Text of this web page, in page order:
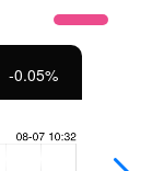
-0.05%